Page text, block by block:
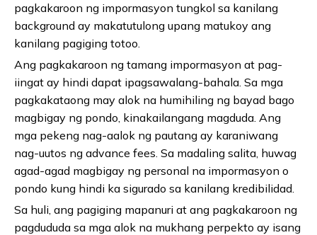
pagkakaroon ng impormasyon tungkol sa kanilang
background ay makatutulong upang matukoy ang
kanilang pagiging totoo.
Ang pagkakaroon ng tamang impormasyon at pag-
iingat ay hindi dapat ipagsawalang-bahala. Sa mga
pagkakataong may alok na humihiling ng bayad bago
magbigay ng pondo, kinakailangang magduda. Ang
mga pekeng nag-aalok ng pautang ay karaniwang
nag-uutos ng advance fees. Sa madaling salita, huwag
agad-agad magbigay ng personal na impormasyon o
pondo kung hindi ka sigurado sa kanilang kredibilidad.
Sa huli, ang pagiging mapanuri at ang pagkakaroon ng
pagdududa sa mga alok na mukhang perpekto ay isang